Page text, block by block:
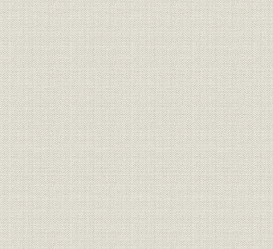
設備
事業の拡大・発展と戦時下の経
営 1917●大正6年→昭和20年
●1945
昭和6年
(1945年)